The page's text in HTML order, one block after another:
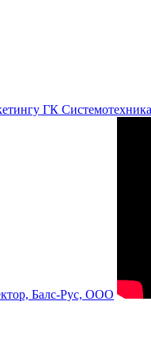
ГК Системотехника
Балс-Рус, ООО